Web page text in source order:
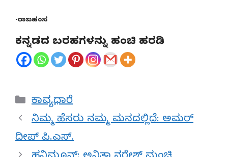
-ರಾಜಹಂಸ
ಕನ್ನಡದ ಬರಹಗಳನ್ನು ಹಂಚಿ ಹರಡಿ
Categories
ಕಾವ್ಯಧಾರೆ
ನಿಮ್ಮ ಹೆಸರು ನಮ್ಮ ಮನದಲ್ಲಿದೆ: ಅಮರ್
ದೀಪ್ ಪಿ.ಎಸ್.